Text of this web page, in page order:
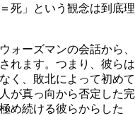
死」という観念は到底理
ォーズマンの会話から、
れます。つまり、彼らは
く、敗北によって初めて
が真っ向から否定した完
め続ける彼らからした